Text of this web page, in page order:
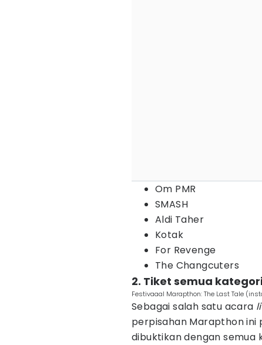
Om PMR
SMASH
Aldi Taher
Kotak
For Revenge
The Changcuters
2. Tiket semua
Festivaaal Marapthon: The Last Tale
Sebagai salah satu acara
perpisahan Marapthon ini
dibuktikan dengan semua